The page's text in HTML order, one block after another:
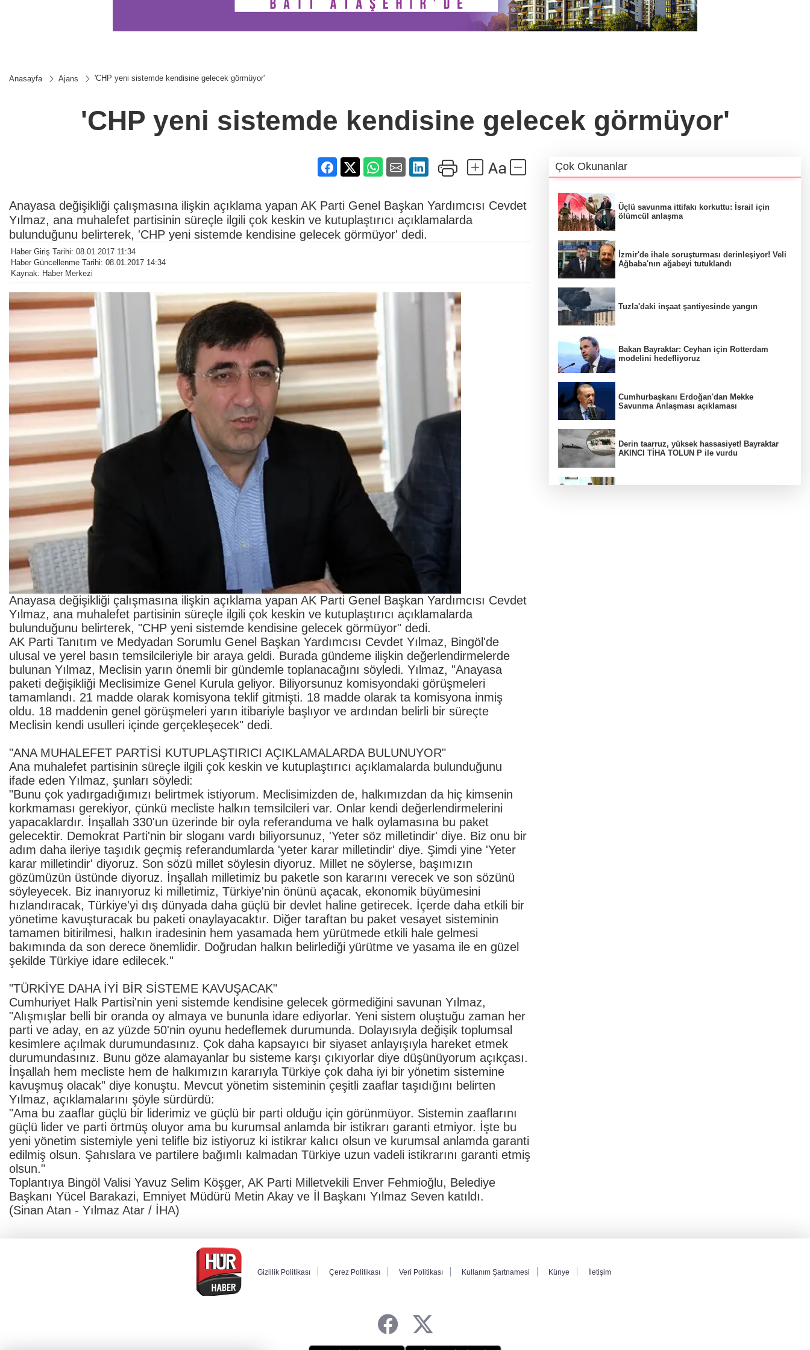
Anasayfa Ajans 'CHP yeni sistemde kendisine gelecek görmüyor'
'CHP yeni sistemde kendisine gelecek görmüyor'
Anayasa değişikliği çalışmasına ilişkin açıklama yapan AK Parti Genel Başkan Yardımcısı Cevdet
Yılmaz, ana muhalefet partisinin süreçle ilgili çok keskin ve kutuplaştırıcı açıklamalarda
bulunduğunu belirterek, 'CHP yeni sistemde kendisine gelecek görmüyor' dedi.
Haber Giriş Tarihi: 08.01.2017 11:34
Haber Güncellenme Tarihi: 08.01.2017 14:34
Kaynak: Haber Merkezi
Anayasa değişikliği çalışmasına ilişkin açıklama yapan AK Parti Genel Başkan Yardımcısı Cevdet
Yılmaz, ana muhalefet partisinin süreçle ilgili çok keskin ve kutuplaştırıcı açıklamalarda
bulunduğunu belirterek, "CHP yeni sistemde kendisine gelecek görmüyor" dedi.
AK Parti Tanıtım ve Medyadan Sorumlu Genel Başkan Yardımcısı Cevdet Yılmaz, Bingöl'de
ulusal ve yerel basın temsilcileriyle bir araya geldi. Burada gündeme ilişkin değerlendirmelerde
bulunan Yılmaz, Meclisin yarın önemli bir gündemle toplanacağını söyledi. Yılmaz, "Anayasa
paketi değişikliği Meclisimize Genel Kurula geliyor. Biliyorsunuz komisyondaki görüşmeleri
tamamlandı. 21 madde olarak komisyona teklif gitmişti. 18 madde olarak ta komisyona inmiş
oldu. 18 maddenin genel görüşmeleri yarın itibariyle başlıyor ve ardından belirli bir süreçte
Meclisin kendi usulleri içinde gerçekleşecek" dedi.
"ANA MUHALEFET PARTİSİ KUTUPLAŞTIRICI AÇIKLAMALARDA BULUNUYOR"
Ana muhalefet partisinin süreçle ilgili çok keskin ve kutuplaştırıcı açıklamalarda bulunduğunu
ifade eden Yılmaz, şunları söyledi:
"Bunu çok yadırgadığımızı belirtmek istiyorum. Meclisimizden de, halkımızdan da hiç kimsenin
korkmaması gerekiyor, çünkü mecliste halkın temsilcileri var. Onlar kendi değerlendirmelerini
yapacaklardır. İnşallah 330'un üzerinde bir oyla referanduma ve halk oylamasına bu paket
gelecektir. Demokrat Parti'nin bir sloganı vardı biliyorsunuz, 'Yeter söz milletindir' diye. Biz onu bir
adım daha ileriye taşıdık geçmiş referandumlarda 'yeter karar milletindir' diye. Şimdi yine 'Yeter
karar milletindir' diyoruz. Son sözü millet söylesin diyoruz. Millet ne söylerse, başımızın
gözümüzün üstünde diyoruz. İnşallah milletimiz bu paketle son kararını verecek ve son sözünü
söyleyecek. Biz inanıyoruz ki milletimiz, Türkiye'nin önünü açacak, ekonomik büyümesini
hızlandıracak, Türkiye'yi dış dünyada daha güçlü bir devlet haline getirecek. İçerde daha etkili bir
yönetime kavuşturacak bu paketi onaylayacaktır. Diğer taraftan bu paket vesayet sisteminin
tamamen bitirilmesi, halkın iradesinin hem yasamada hem yürütmede etkili hale gelmesi
bakımında da son derece önemlidir. Doğrudan halkın belirlediği yürütme ve yasama ile en güzel
şekilde Türkiye idare edilecek."
"TÜRKİYE DAHA İYİ BİR SİSTEME KAVUŞACAK"
Cumhuriyet Halk Partisi'nin yeni sistemde kendisine gelecek görmediğini savunan Yılmaz,
"Alışmışlar belli bir oranda oy almaya ve bununla idare ediyorlar. Yeni sistem oluştuğu zaman her
parti ve aday, en az yüzde 50'nin oyunu hedeflemek durumunda. Dolayısıyla değişik toplumsal
kesimlere açılmak durumundasınız. Çok daha kapsayıcı bir siyaset anlayışıyla hareket etmek
durumundasınız. Bunu göze alamayanlar bu sisteme karşı çıkıyorlar diye düşünüyorum açıkçası.
İnşallah hem mecliste hem de halkımızın kararıyla Türkiye çok daha iyi bir yönetim sistemine
kavuşmuş olacak" diye konuştu. Mevcut yönetim sisteminin çeşitli zaaflar taşıdığını belirten
Yılmaz, açıklamalarını şöyle sürdürdü:
"Ama bu zaaflar güçlü bir liderimiz ve güçlü bir parti olduğu için görünmüyor. Sistemin zaaflarını
güçlü lider ve parti örtmüş oluyor ama bu kurumsal anlamda bir istikrarı garanti etmiyor. İşte bu
yeni yönetim sistemiyle yeni telifle biz istiyoruz ki istikrar kalıcı olsun ve kurumsal anlamda garanti
edilmiş olsun. Şahıslara ve partilere bağımlı kalmadan Türkiye uzun vadeli istikrarını garanti etmiş
olsun."
Toplantıya Bingöl Valisi Yavuz Selim Köşger, AK Parti Milletvekili Enver Fehmioğlu, Belediye
Başkanı Yücel Barakazi, Emniyet Müdürü Metin Akay ve İl Başkanı Yılmaz Seven katıldı.
(Sinan Atan - Yılmaz Atar / İHA)
Çok Okunanlar
Üçlü savunma ittifakı korkuttu: İsrail için
ölümcül anlaşma
İzmir'de ihale soruşturması derinleşiyor! Veli
Ağbaba'nın ağabeyi tutuklandı
Tuzla'daki inşaat şantiyesinde yangın
Bakan Bayraktar: Ceyhan için Rotterdam
modelini hedefliyoruz
Cumhurbaşkanı Erdoğan'dan Mekke
Savunma Anlaşması açıklaması
Derin taarruz, yüksek hassasiyet! Bayraktar
AKINCI TİHA TOLUN P ile vurdu
Gizlilik Politikası Çerez Politikası Veri Politikası Kullanım Şartnamesi Künye İletişim